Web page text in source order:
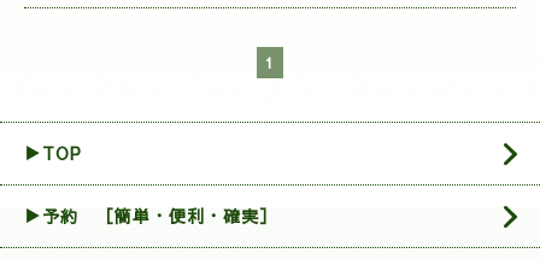
1
▶TOP
▶︎予約 ［簡単・便利・確実］